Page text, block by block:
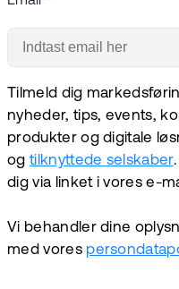
Tilmeld dig
nyheder, tips, events,
produkter og digitale
og tilknyttede selskaber
dig via linket i vores e-
Vi behandler dine
med vores